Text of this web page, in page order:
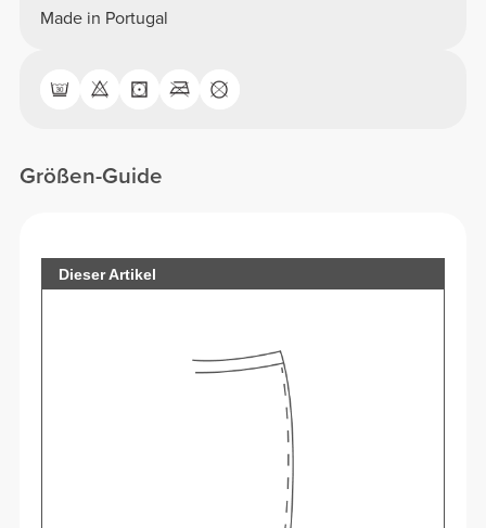
Made in Portugal
Größen-Guide
Dieser Artikel